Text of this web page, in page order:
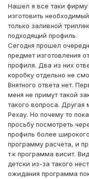
Нашел я все таки
изготовить
только заливной
подходящий профиль.
Сегодня прошел
предмет изготовления
профиля. Два из них
коробку отдельно не
Внятного ответа нет.
меня не примут такой
такого вопроса.
Рехау. Но почему то
просьбу посмотреть
профиль более
программу расчета, и
т.к программа висит.
детски из-за такого
ожидания программа